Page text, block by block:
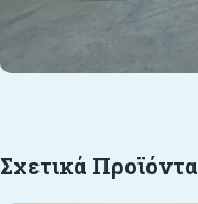
Σχετικά Προϊόντα